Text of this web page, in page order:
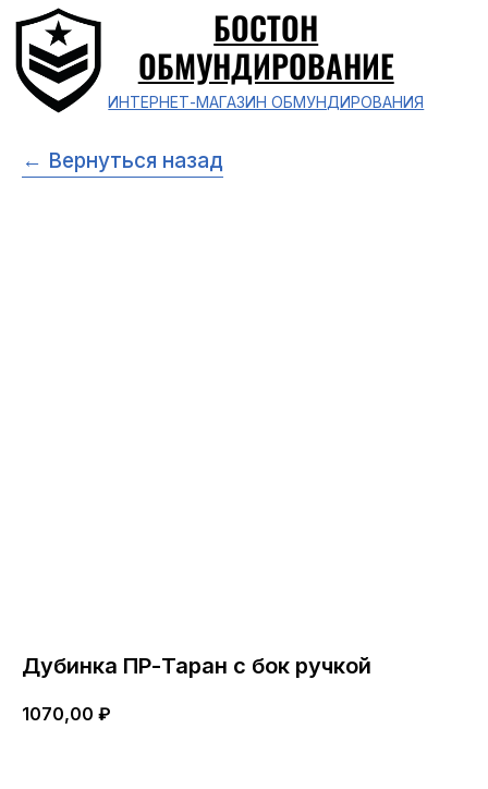
БОСТОН
ОБМУНДИРОВАНИЕ
ИНТЕРНЕТ-МАГАЗИН ОБМУНДИРОВАНИЯ
← Вернуться назад
Дубинка ПР-Таран с бок ручкой
1070,00 ₽